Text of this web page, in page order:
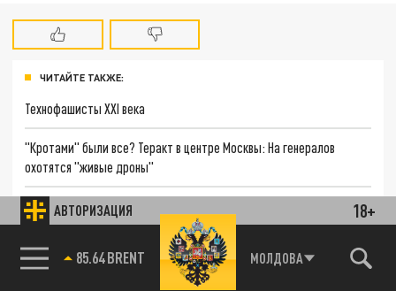
АВТОРИЗАЦИЯ 18+
85.64 BRENT МОЛДОВА
ЧИТАЙТЕ ТАКЖЕ:
Технофашисты XXI века
"Кротами" были все? Теракт в центре Москвы: На генералов
охотятся "живые дроны"
Даня с Дашей спаслись от боевиков ВСУ. Но беды для малышей не
закончились
"Мы вас заставим": Жуткие детали охоты на генерала. Зеленский
объяснил главный смысл теракта в центре Москвы